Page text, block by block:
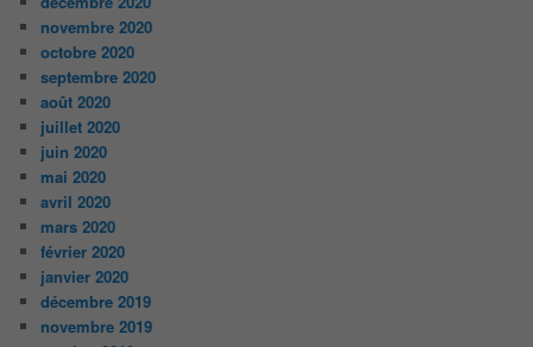
novembre 2020
octobre 2020
septembre 2020
août 2020
juillet 2020
juin 2020
mai 2020
avril 2020
mars 2020
février 2020
janvier 2020
décembre 2019
novembre 2019